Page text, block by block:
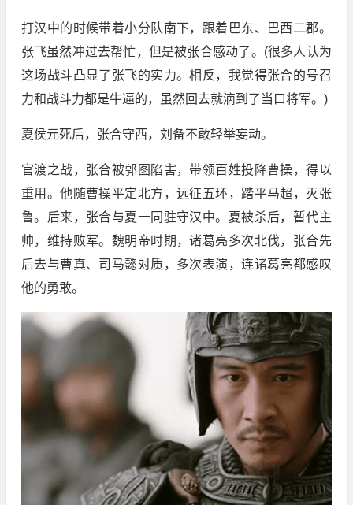
打汉中的时候带着小分队南下，跟着巴东、巴西二郡。
张飞虽然冲过去帮忙，但是被张合感动了。(很多人认为
这场战斗凸显了张飞的实力。相反，我觉得张合的号召
力和战斗力都是牛逼的，虽然回去就滴到了当口将军。)
夏侯元死后，张合守西，刘备不敢轻举妄动。
官渡之战，张合被郭图陷害，带领百姓投降曹操，得以
重用。他随曹操平定北方，远征五环，踏平马超，灭张
鲁。后来，张合与夏一同驻守汉中。夏被杀后，暂代主
帅，维持败军。魏明帝时期，诸葛亮多次北伐，张合先
后去与曹真、司马懿对质，多次表演，连诸葛亮都感叹
他的勇敢。